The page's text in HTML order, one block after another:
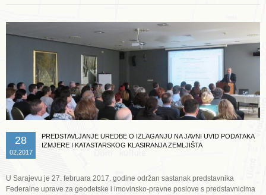
28
02.2017
PREDSTAVLJANJE UREDBE O IZLAGANJU NA JAVNI UVID PODATAKA
IZMJERE I KATASTARSKOG KLASIRANJA ZEMLJIŠTA
U Sarajevu je 27. februara 2017. godine održan sastanak predstavnika
Federalne uprave za geodetske i imovinsko-pravne poslove s predstavnicima